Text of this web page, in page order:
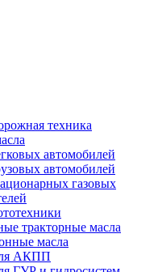
техника
автомобилей
автомобилей
газовых
тракторные масла
масла
АКПП